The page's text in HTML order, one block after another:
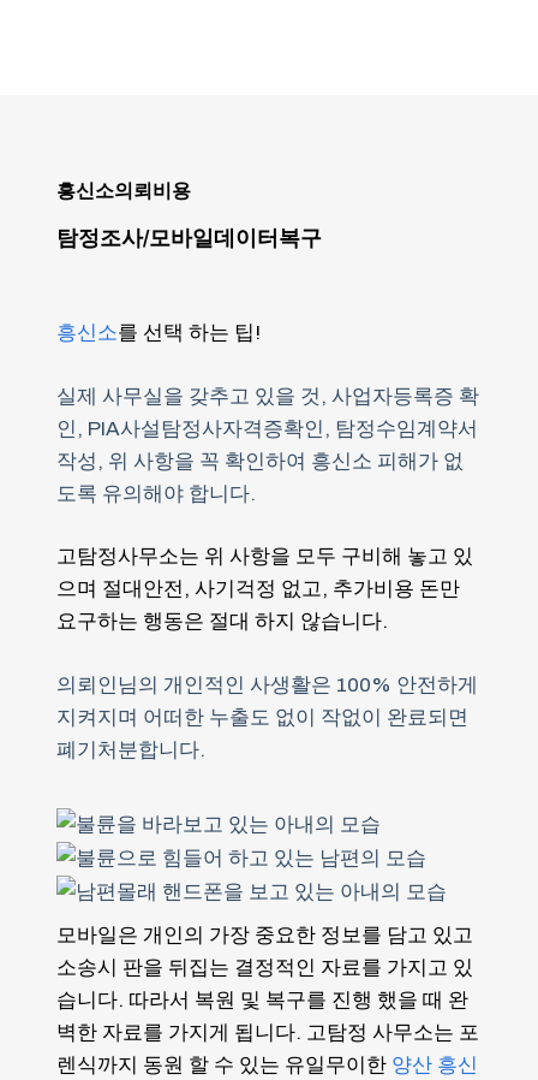
흥신소의뢰비용
탐정조사/모바일데이터복구
흥신소를 선택 하는 팁!
실제 사무실을 갖추고 있을 것, 사업자등록증 확
인, PIA사설탐정사자격증확인, 탐정수임계약서
작성, 위 사항을 꼭 확인하여 흥신소 피해가 없
도록 유의해야 합니다.
고탐정사무소는 위 사항을 모두 구비해 놓고 있
으며 절대안전, 사기걱정 없고, 추가비용 돈만
요구하는 행동은 절대 하지 않습니다.
의뢰인님의 개인적인 사생활은 100% 안전하게
지켜지며 어떠한 누출도 없이 작없이 완료되면
폐기처분합니다.
모바일은 개인의 가장 중요한 정보를 담고 있고
소송시 판을 뒤집는 결정적인 자료를 가지고 있
습니다. 따라서 복원 및 복구를 진행 했을 때 완
벽한 자료를 가지게 됩니다. 고탐정 사무소는 포
렌식까지 동원 할 수 있는 유일무이한 양산 흥신